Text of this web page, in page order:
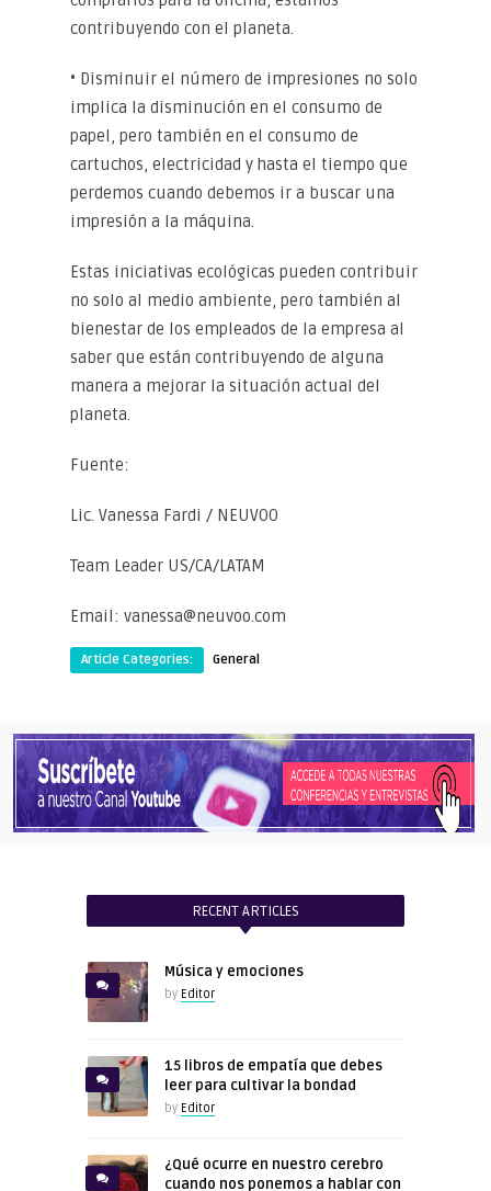
contribuyendo con el planeta.
• Disminuir el número de impresiones no solo
implica la disminución en el consumo de
papel, pero también en el consumo de
cartuchos, electricidad y hasta el tiempo que
perdemos cuando debemos ir a buscar una
impresión a la máquina.
Estas iniciativas ecológicas pueden contribuir
no solo al medio ambiente, pero también al
bienestar de los empleados de la empresa al
saber que están contribuyendo de alguna
manera a mejorar la situación actual del
planeta.
Fuente:
Lic. Vanessa Fardi / NEUVOO
Team Leader US/CA/LATAM
Email: vanessa@neuvoo.com
Article Categories: General
RECENT ARTICLES
Música y emociones
by Editor
15 libros de empatía que debes
leer para cultivar la bondad
by Editor
¿Qué ocurre en nuestro cerebro
cuando nos ponemos a hablar con